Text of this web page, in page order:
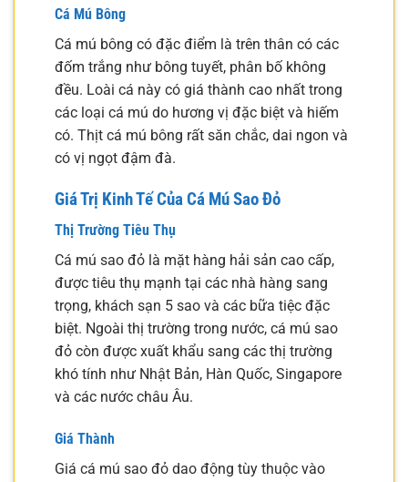
Cá Mú Bông
Cá mú bông có đặc điểm là trên thân có các
đốm trắng như bông tuyết, phân bố không
đều. Loài cá này có giá thành cao nhất trong
các loại cá mú do hương vị đặc biệt và hiếm
có. Thịt cá mú bông rất săn chắc, dai ngon và
có vị ngọt đậm đà.
Giá Trị Kinh Tế Của Cá Mú Sao Đỏ
Thị Trường Tiêu Thụ
Cá mú sao đỏ là mặt hàng hải sản cao cấp,
được tiêu thụ mạnh tại các nhà hàng sang
trọng, khách sạn 5 sao và các bữa tiệc đặc
biệt. Ngoài thị trường trong nước, cá mú sao
đỏ còn được xuất khẩu sang các thị trường
khó tính như Nhật Bản, Hàn Quốc, Singapore
và các nước châu Âu.
Giá Thành
Giá cá mú sao đỏ dao động tùy thuộc vào